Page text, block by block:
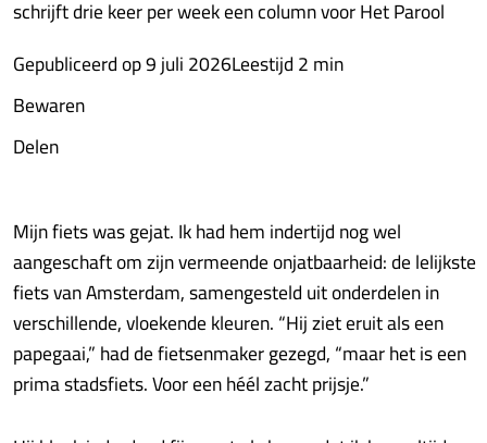
schrijft drie keer per week een column voor Het Parool
Gepubliceerd op 9 juli 2026Leestijd 2 min
Bewaren
Delen
Mijn fiets was gejat. Ik had hem indertijd nog wel
aangeschaft om zijn vermeende onjatbaarheid: de lelijkste
fiets van Amsterdam, samengesteld uit onderdelen in
verschillende, vloekende kleuren. “Hij ziet eruit als een
papegaai,” had de fietsenmaker gezegd, “maar het is een
prima stadsfiets. Voor een héél zacht prijsje.”